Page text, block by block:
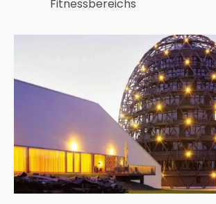
Fitnessbereichs